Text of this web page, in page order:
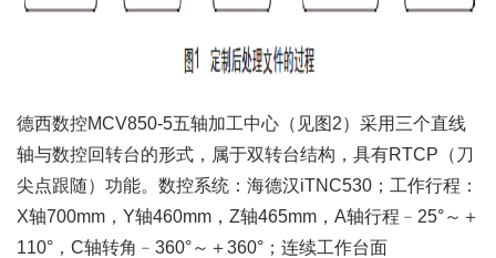
德西数控MCV850-5五轴加工中心（见图2）采用三个直线
轴与数控回转台的形式，属于双转台结构，具有RTCP（刀
尖点跟随）功能。数控系统：海德汉iTNC530；工作行程：
X轴700mm，Y轴460mm，Z轴465mm，A轴行程﹣25°～＋
110°，C轴转角﹣360°～＋360°；连续工作台面